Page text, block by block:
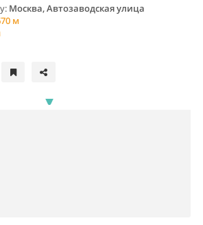
Москва, Автозаводская улица
м